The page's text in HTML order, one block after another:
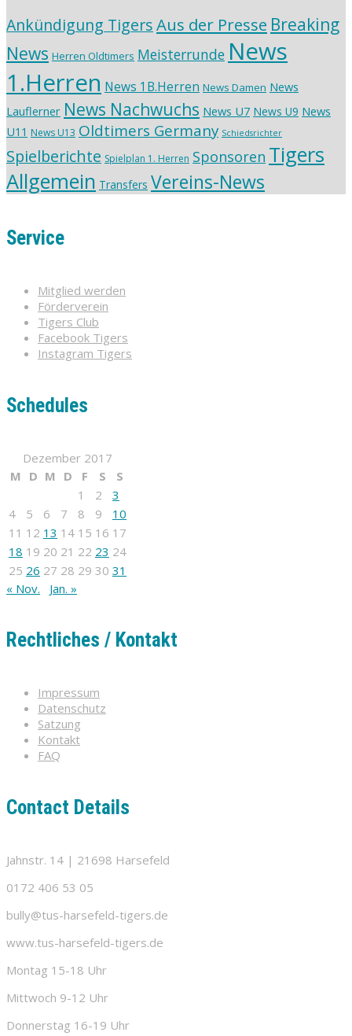
Ankündigung TigersAus der Presse Breaking
News Herren Oldtimers Meisterrunde News
1.Herren News 1B.Herren News Damen News
Lauflerner News Nachwuchs News U7 News U9 News
U11 News U13 Oldtimers Germany Schiedsrichter
Spielberichte Spielplan 1. Herren Sponsoren Tigers
Allgemein Transfers Vereins-News
Service
Mitglied werden
Förderverein
Tigers Club
Facebook Tigers
Instagram Tigers
Schedules
Dezember 2017
M D M D F S
S
1
2
3
4
5 6 7 8 9
10
11 12 13 14 15 16 17
18 19 20 21 22 23 24
25 26 27 28 29 30 31
« Nov.
Jan. »
Rechtliches / Kontakt
Impressum
Datenschutz
Satzung
Kontakt
FAQ
Contact Details
Jahnstr. 14 | 21698 Harsefeld
0172 406 53 05
bully@tus-harsefeld-tigers.de
www.tus-harsefeld-tigers.de
Montag 15-18 Uhr
Mittwoch 9-12 Uhr
Donnerstag 16-19 Uhr